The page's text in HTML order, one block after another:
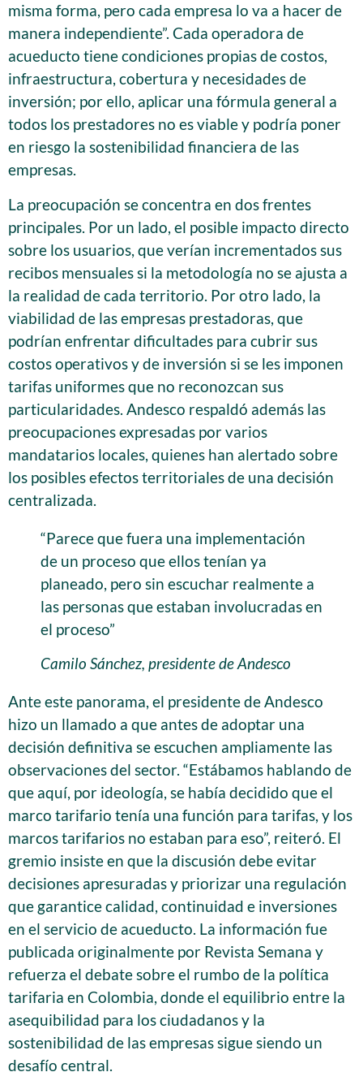
misma forma, pero cada empresa lo va a hacer de
manera independiente”. Cada operadora de
acueducto tiene condiciones propias de costos,
infraestructura, cobertura y necesidades de
inversión; por ello, aplicar una fórmula general a
todos los prestadores no es viable y podría poner
en riesgo la sostenibilidad financiera de las
empresas.
La preocupación se concentra en dos frentes
principales. Por un lado, el posible impacto directo
sobre los usuarios, que verían incrementados sus
recibos mensuales si la metodología no se ajusta a
la realidad de cada territorio. Por otro lado, la
viabilidad de las empresas prestadoras, que
podrían enfrentar dificultades para cubrir sus
costos operativos y de inversión si se les imponen
tarifas uniformes que no reconozcan sus
particularidades. Andesco respaldó además las
preocupaciones expresadas por varios
mandatarios locales, quienes han alertado sobre
los posibles efectos territoriales de una decisión
centralizada.
“Parece que fuera una implementación
de un proceso que ellos tenían ya
planeado, pero sin escuchar realmente a
las personas que estaban involucradas en
el proceso”
Camilo Sánchez, presidente de Andesco
Ante este panorama, el presidente de Andesco
hizo un llamado a que antes de adoptar una
decisión definitiva se escuchen ampliamente las
observaciones del sector. “Estábamos hablando de
que aquí, por ideología, se había decidido que el
marco tarifario tenía una función para tarifas, y los
marcos tarifarios no estaban para eso”, reiteró. El
gremio insiste en que la discusión debe evitar
decisiones apresuradas y priorizar una regulación
que garantice calidad, continuidad e inversiones
en el servicio de acueducto. La información fue
publicada originalmente por Revista Semana y
refuerza el debate sobre el rumbo de la política
tarifaria en Colombia, donde el equilibrio entre la
asequibilidad para los ciudadanos y la
sostenibilidad de las empresas sigue siendo un
desafío central.